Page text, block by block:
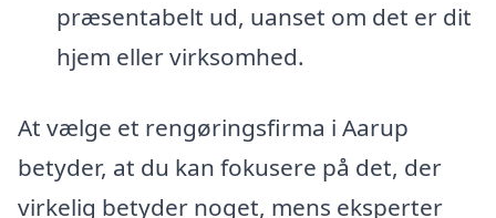
præsentabelt ud, uanset om det er dit
hjem eller virksomhed.
At vælge et rengøringsfirma i Aarup
betyder, at du kan fokusere på det, der
virkelig betyder noget, mens eksperter